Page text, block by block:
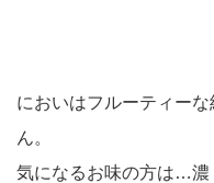
においはフルーティー
ん。
気になるお味の方は…濃